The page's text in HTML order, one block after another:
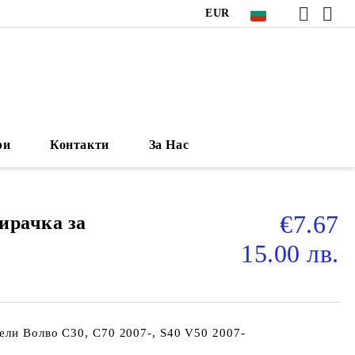
EUR
Контакти За Нас
за
€7.67
15.00 лв.
Волво C30, C70 2007-, S40 V50 2007-